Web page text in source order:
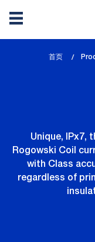
首页
Unique, IPx7,
Rogowski Coil
with Class
regardless of